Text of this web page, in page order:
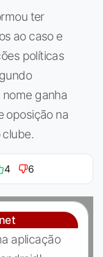
ter
ao caso e
políticas
ganha
oposição na
clube.
4 6
aplicação